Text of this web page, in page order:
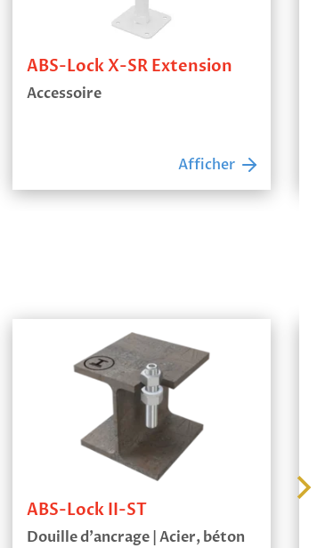
ABS-Lock X-SR Extension
Accessoire
Afficher
Point d’ancrage sur acier | à